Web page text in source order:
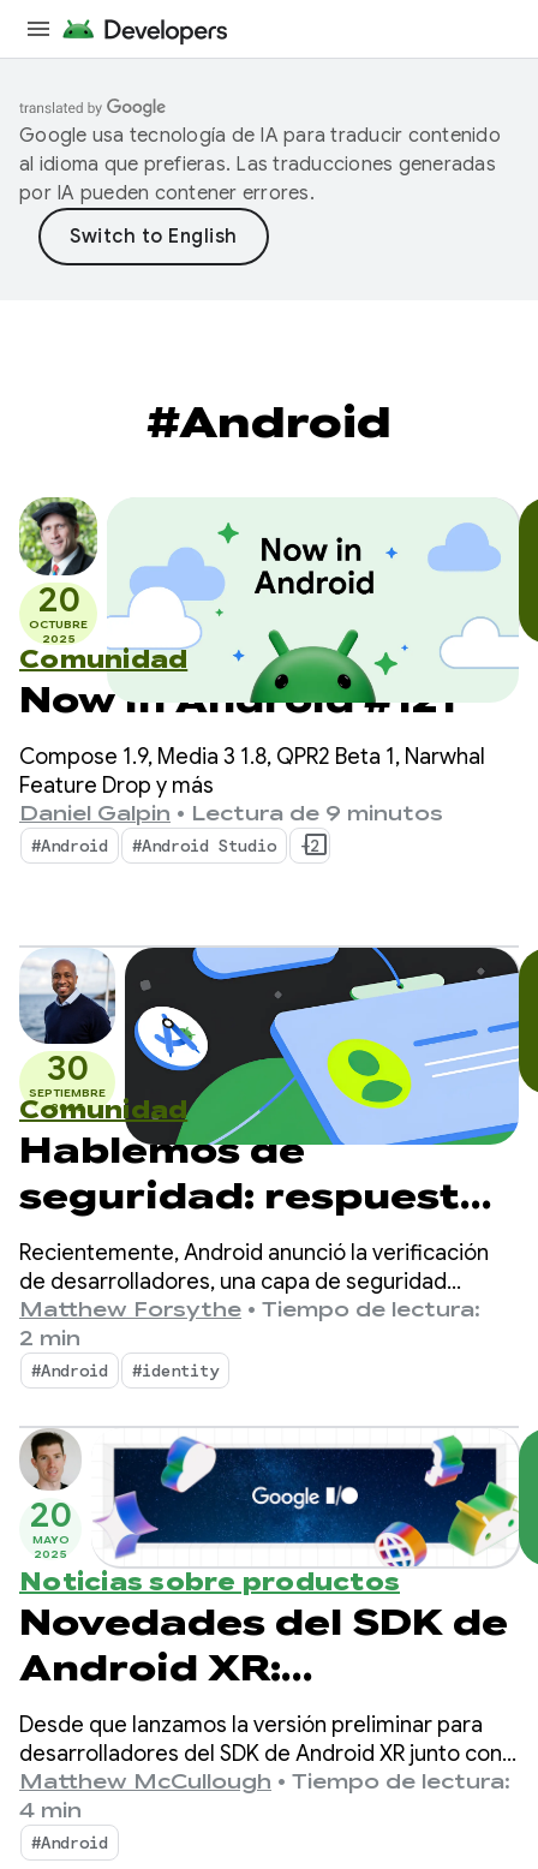
Google usa tecnología de IA para traducir contenido
al idioma que prefieras. Las traducciones generadas
por IA pueden contener errores.
#Android
20
OCTUBRE
2025
Comunidad
Now in Android #121
Compose 1.9, Media 3 1.8, QPR2 Beta 1, Narwhal
Feature Drop y más
Daniel Galpin • Lectura de 9 minutos
#Android #Android Studio +2
30
SEPTIEMBRE
2025
Comunidad
Hablemos de
seguridad: respuestas
a las preguntas más
frecuentes sobre la
verificación de
desarrolladores de
Android
Recientemente, Android anunció la verificación
de desarrolladores, una capa de seguridad
adicional que disuade a los agentes perniciosos y
les dificulta la difusión de contenido dañino.
Matthew Forsythe • Tiempo de lectura:
2 min
#Android #identity
20
MAYO
2025
Noticias sobre productos
Novedades del SDK de
Android XR:
presentación de la
versión preliminar
para desarrolladores 2
Desde que lanzamos la versión preliminar para
desarrolladores del SDK de Android XR junto con
Samsung, Qualcomm y Unity el año pasado, nos
ha sorprendido mucho el entusiasmo que hemos
percibido en la comunidad de Android.
Matthew McCullough • Tiempo de lectura:
4 min
#Android